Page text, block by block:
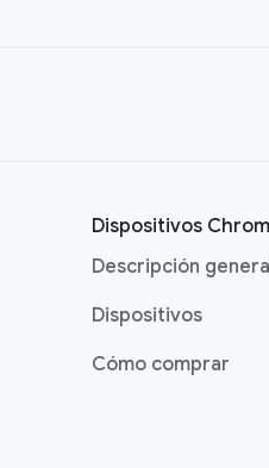
Dispositivos
Descripción
Dispositivos
Cómo comprar